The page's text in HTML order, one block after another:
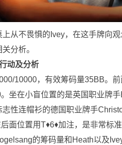
上从不畏惧的Ivey，在这手牌向
分析。
动及分析
10000，有效筹码量35BB。
坐在小盲位置的是英国职业牌
志性连帽衫的德国职业牌手
后面位置用T♦6♦加注，是非常标
的筹码量和Heath以及